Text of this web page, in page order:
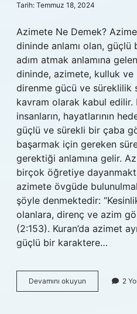
Tarih: Temmuz 18, 2024
Azimete Ne Demek?
dininde anlamı olan, güçlü
adım atmak anlamına
dininde, azimete, kulluk
direnme gücü ve süreklilik
kavram olarak kabul edilir.
insanların, hayatlarının
güçlü ve sürekli bir çaba
başarmak için gereken
gerektiği anlamına gelir.
birçok öğretiye
azimete övgüde
şöyle denmektedir:
olanlara, direnç ve azim
(2:153). Kuran’da azimet
güçlü bir karaktere…
Devamını okuyun Azimete
ne
2